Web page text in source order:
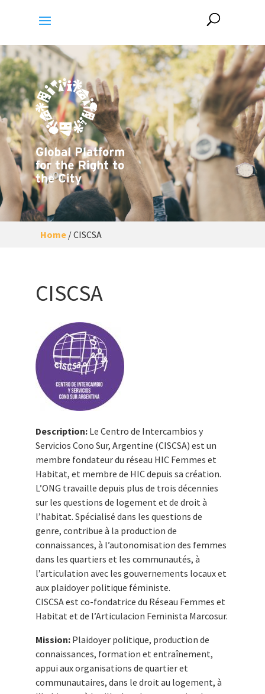
Home/CISCSA
CISCSA
Description: Le Centro de Intercambios y
Servicios Cono Sur, Argentine (CISCSA) est un
membre fondateur du réseau HIC Femmes et
Habitat, et membre de HIC depuis sa création.
L’ONG travaille depuis plus de trois décennies
sur les questions de logement et de droit à
l’habitat. Spécialisé dans les questions de
genre, contribue à la production de
connaissances, à l’autonomisation des femmes
dans les quartiers et les communautés, à
l’articulation avec les gouvernements locaux et
aux plaidoyer politique féministe.
CISCSA est co-fondatrice du Réseau Femmes et
Habitat et de l’Articulacion Feminista Marcosur.
Mission:Plaidoyer politique, production de
connaissances, formation et entraînement,
appui aux organisations de quartier et
communautaires, dans le droit au logement, à